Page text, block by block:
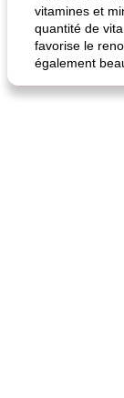
vitamines et
quantité de
favorise le
également